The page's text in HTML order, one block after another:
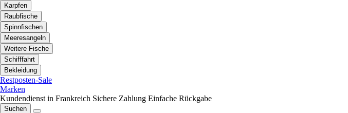
Karpfen
Raubfische
Spinnfischen
Meeresangeln
Weitere Fische
Schifffahrt
Bekleidung
Restposten-Sale
Marken
Kundendienst in Frankreich Sichere Zahlung Einfache Rückgabe
Suchen